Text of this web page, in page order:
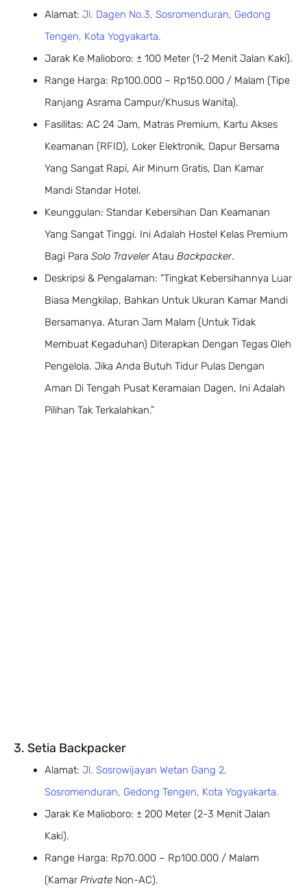
Alamat: Jl. Dagen No.3, Sosromenduran, Gedong
Tengen, Kota Yogyakarta.
Jarak Ke Malioboro: ± 100 Meter (1-2 Menit Jalan Kaki).
Range Harga: Rp100.000 – Rp150.000 / Malam (Tipe
Ranjang Asrama Campur/Khusus Wanita).
Fasilitas: AC 24 Jam, Matras Premium, Kartu Akses
Keamanan (RFID), Loker Elektronik, Dapur Bersama
Yang Sangat Rapi, Air Minum Gratis, Dan Kamar
Mandi Standar Hotel.
Keunggulan: Standar Kebersihan Dan Keamanan
Yang Sangat Tinggi. Ini Adalah Hostel Kelas Premium
Bagi Para Solo TravelerAtau Backpacker.
Deskripsi & Pengalaman: “Tingkat Kebersihannya Luar
Biasa Mengkilap, Bahkan Untuk Ukuran Kamar Mandi
Bersamanya. Aturan Jam Malam (untuk Tidak
Membuat Kegaduhan) Diterapkan Dengan Tegas Oleh
Pengelola. Jika Anda Butuh Tidur Pulas Dengan
Aman Di Tengah Pusat Keramaian Dagen, Ini Adalah
Pilihan Tak Terkalahkan.”
3. Setia Backpacker
Alamat: Jl. Sosrowijayan Wetan Gang 2,
Sosromenduran, Gedong Tengen, Kota Yogyakarta.
Jarak Ke Malioboro: ± 200 Meter (2-3 Menit Jalan
Kaki).
Range Harga: Rp70.000 – Rp100.000 / Malam
(Kamar Private Non-AC).